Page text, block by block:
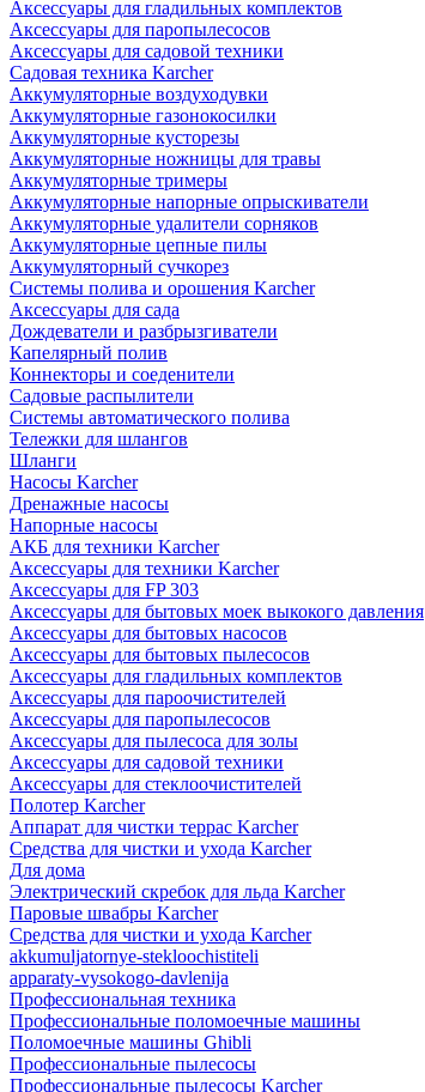
Аксессуары для гладильных комплектов
Аксессуары для паропылесосов
Аксессуары для садовой техники
Садовая техника Karcher
Аккумуляторные воздуходувки
Аккумуляторные газонокосилки
Аккумуляторные кусторезы
Аккумуляторные ножницы для травы
Аккумуляторные тримеры
Аккумуляторные напорные опрыскиватели
Аккумуляторные удалители сорняков
Аккумуляторные цепные пилы
Аккумуляторный сучкорез
Системы полива и орошения Karcher
Аксессуары для сада
Дождеватели и разбрызгиватели
Капелярный полив
Коннекторы и соеденители
Садовые распылители
Системы автоматического полива
Тележки для шлангов
Шланги
Насосы Karcher
Дренажные насосы
Напорные насосы
АКБ для техники Karcher
Аксессуары для техники Karcher
Аксессуары для FP 303
Аксессуары для бытовых моек выкокого давления
Аксессуары для бытовых насосов
Аксессуары для бытовых пылесосов
Аксессуары для гладильных комплектов
Аксессуары для пароочистителей
Аксессуары для паропылесосов
Аксессуары для пылесоса для золы
Аксессуары для садовой техники
Аксессуары для стеклоочистителей
Полотер Karcher
Аппарат для чистки террас Karcher
Средства для чистки и ухода Karcher
Для дома
Электрический скребок для льда Karcher
Паровые швабры Karcher
Средства для чистки и ухода Karcher
akkumuljatornye-stekloochistiteli
apparaty-vysokogo-davlenija
Профессиональная техника
Профессиональные поломоечные машины
Поломоечные машины Ghibli
Профессиональные пылесосы
Профессиональные пылесосы Karcher